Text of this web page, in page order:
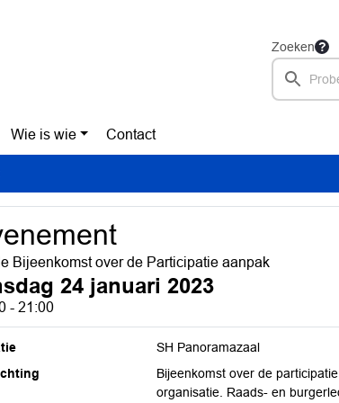
Zoeken
Wie is wie Contact
Bijeenkomst over de Participatie aanpak
24 januari 2023
- 21:00
SH Panoramazaal
Bijeenkomst over de
organisatie. Raads- en